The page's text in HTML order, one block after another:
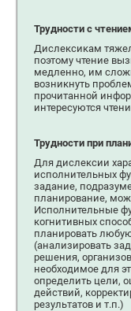
Трудности с
Дислексикам
поэтому чтение
медленно, им
возникнуть
прочитанной
интересуются
Трудности при
Для дислексии
исполнительных
задание,
планирование,
Исполнительные
когнитивных
планировать
(анализировать
решения,
необходимое для
определить цели,
действий,
результатов и т.п.)